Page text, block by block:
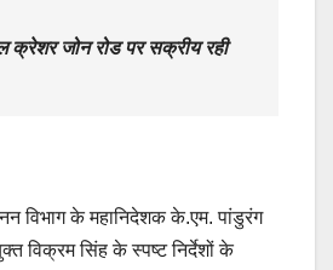
क्रेशर जोन रोड पर सक्रीय रही
विभाग के महानिदेशक के.एम. पांडुरंग
विक्रम सिंह के स्पष्ट निर्देशों के